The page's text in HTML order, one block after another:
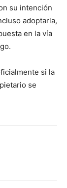
su intención
adoptarla,
en la vía
si la
se